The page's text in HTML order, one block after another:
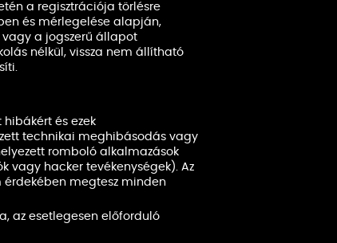
a regisztrációja törlésre
és mérlegelése alapján,
a jogszerű állapot
nélkül, vissza nem állítható
és ezek
technikai meghibásodás vagy
romboló alkalmazások
vagy hacker tevékenységek). Az
megtesz minden
az esetlegesen előforduló